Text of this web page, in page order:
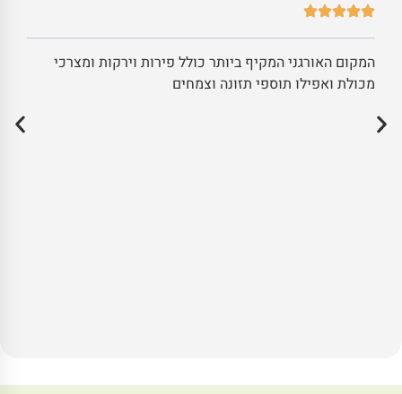
המקום האורגני המקיף ביותר כולל פירות וירקות ומצרכי
מכולת ואפילו תוספי תזונה וצמחים